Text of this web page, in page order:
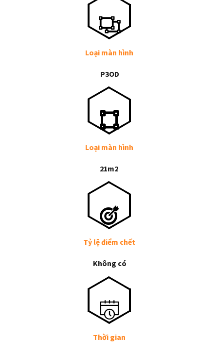
Loại màn hình
P3OD
Loại màn hình
21m2
Tỷ lệ điểm chết
Không có
Thời gian